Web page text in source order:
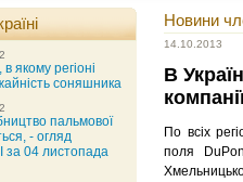
Новини
14.10.2013
В
По всіх
поля
якому регіоні
соняшника
пальмової
- огляд
за 04 листопада